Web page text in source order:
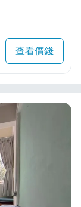
查看價錢